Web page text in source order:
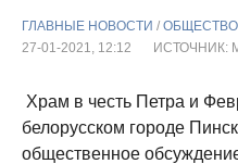
ГЛАВНЫЕ НОВОСТИ / ОБЩЕСТВО
27-01-2021, 12:12
ИСТОЧНИК:
Храм в честь Петра и
белорусском городе
общественное